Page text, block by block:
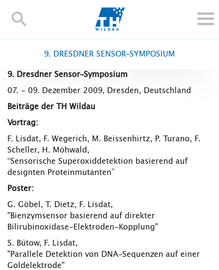
TH-
FORSCHUNG UND TRANSFER
ALUMNI
HOCHSCHULE
INTERNATIONAL
BESCHÄFTIGTE
Blogs Kontakt und Anfahrt Webmail Moodle
TH Online-Portal Personensuche
9. DRESDNER SENSOR-SYMPOSIUM
9. Dresdner Sensor-Symposium
07. - 09. Dezember 2009, Dresden, Deutschland
Beiträge der TH Wildau
Vortrag:
F. Lisdat, F. Wegerich, M. Beissenhirtz, P. Turano, F.
Scheller, H. Möhwald,
“Sensorische Superoxiddetektion basierend auf
designten Proteinmutanten”
Poster:
G. Göbel, T. Dietz, F. Lisdat,
"Bienzymsensor basierend auf direkter
Bilirubinoxidase-Elektroden-Kopplung"
S. Bütow, F. Lisdat,
"Parallele Detektion von DNA-Sequenzen auf einer
Goldelektrode"